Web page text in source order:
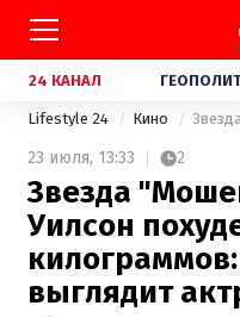
24 КАНАЛ
Lifestyle 24 Кино
23 июля, 13:33 2
Звезда
Уилсон
выглядит